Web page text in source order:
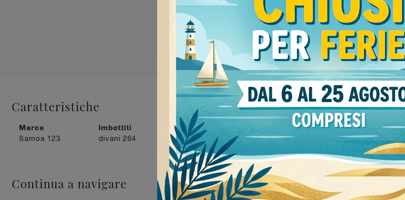
Caratteristiche
Marca
Samoa 123
Imbottiti
divani264
Rivestimento
in tessuto240
Stile
moderni 172
Tipologia
relax20
Continua a navigare